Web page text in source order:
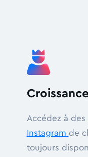
Accédez à des
Instagram de
toujours